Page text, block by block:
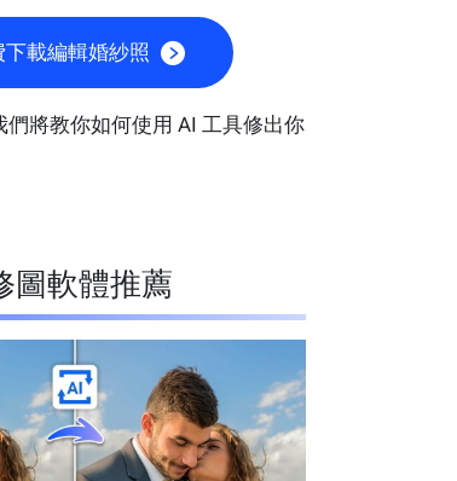
下載編輯婚紗照
們將教你如何使用 AI 工具修出你
圖軟體推薦